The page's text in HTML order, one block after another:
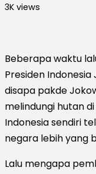
3K views
Beberapa waktu
Presiden
disapa pakde
melindungi hutan
Indonesia sendiri
negara lebih yang
Lalu mengapa